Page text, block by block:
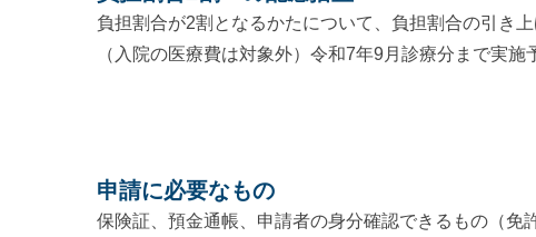
負担割合が2割となるかたについて、負担割合の引き
（入院の医療費は対象外）令和7年9月診療分まで実施
申請に必要なもの
保険証、預金通帳、申請者の身分確認できるもの（免